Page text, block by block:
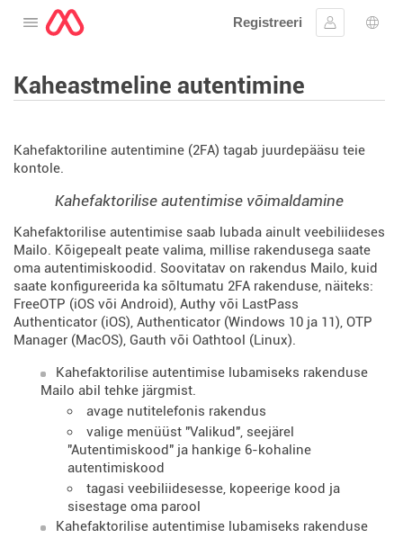
Avage menüü
Registreeri
Logi sisse
Kaheastmeline autentimine
Kahefaktoriline autentimine (2FA) tagab juurdepääsu teie
kontole.
Kahefaktorilise autentimise võimaldamine
Kahefaktorilise autentimise saab lubada ainult veebiliideses
Mailo. Kõigepealt peate valima, millise rakendusega saate
oma autentimiskoodid. Soovitatav on rakendus Mailo, kuid
saate konfigureerida ka sõltumatu 2FA rakenduse, näiteks:
FreeOTP (iOS või Android), Authy või LastPass
Authenticator (iOS), Authenticator (Windows 10 ja 11), OTP
Manager (MacOS), Gauth või Oathtool (Linux).
Kahefaktorilise autentimise lubamiseks rakenduse
Mailo abil tehke järgmist.
avage nutitelefonis rakendus
valige menüüst "Valikud", seejärel
"Autentimiskood" ja hankige 6-kohaline
autentimiskood
tagasi veebiliidesesse, kopeerige kood ja
sisestage oma parool
Kahefaktorilise autentimise lubamiseks rakenduse